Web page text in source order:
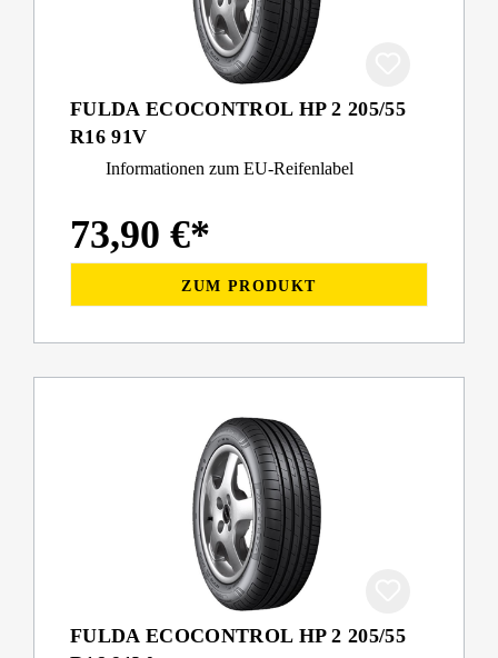
FULDA ECOCONTROL HP 2 205/55
R16 91V
Informationen zum EU-Reifenlabel
73,90 €*
ZUM PRODUKT
FULDA ECOCONTROL HP 2 205/55